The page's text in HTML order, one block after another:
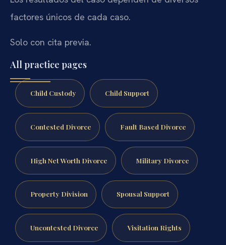
factores únicos de cada caso.
Solo con cita previa.
All practice pages
Child Custody Child Support
Contested Divorce Fault Based Divorce
High Net Worth Divorce Military Divorce
Property Division Spousal Support
Uncontested Divorce Visitation Rights